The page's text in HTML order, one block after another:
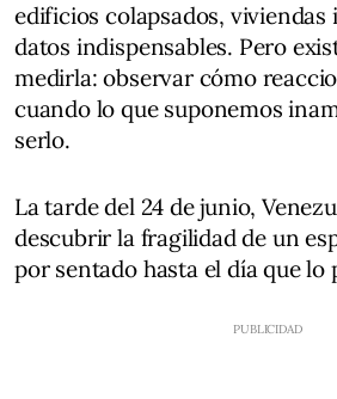
edificios colapsados, viviendas
datos indispensables. Pero
medirla: observar cómo
cuando lo que suponemos
serlo.
La tarde del 24 de junio,
descubrir la fragilidad de un
por sentado hasta el día que lo